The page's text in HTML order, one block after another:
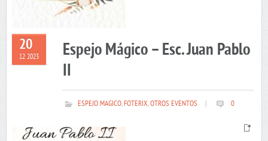
20
12 2023
Espejo Mágico – Esc. Juan Pablo
II
ESPEJO MAGICO,FOTERIX,OTROS EVENTOS 0